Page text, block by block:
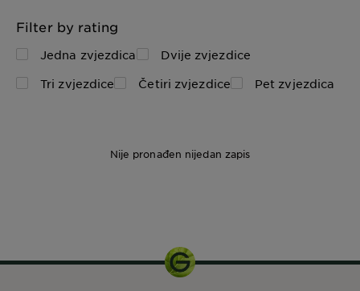
Filter by rating
Jedna zvjezdica
Dvije zvjezdice
Tri zvjezdice
Četiri zvjezdice Pet zvjezdica
Nije pronađen nijedan zapis